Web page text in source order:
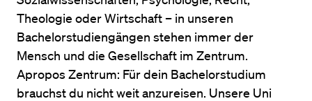
Theologie oder Wirtschaft – in unseren
Bachelorstudiengängen stehen immer der
Mensch und die Gesellschaft im Zentrum.
Apropos Zentrum: Für dein Bachelorstudium
brauchst du nicht weit anzureisen. Unsere Uni
BELIEBTE INHALTE
Bibliothek